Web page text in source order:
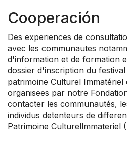
Cooperación
Des experiences de
avec les communautes
d'information et de formation
dossier d'inscription du
patrimoine Culturel Immatériel
organisees par notre
contacter les communautés,
individus detenteurs de
Patrimoine Culturellmmateriel